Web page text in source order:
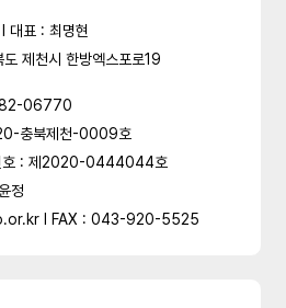
대표 : 최명현
제천시 한방엑스포로19
82-06770
충북제천-0009호
호 : 제2020-0444044호
정
l FAX : 043-920-5525